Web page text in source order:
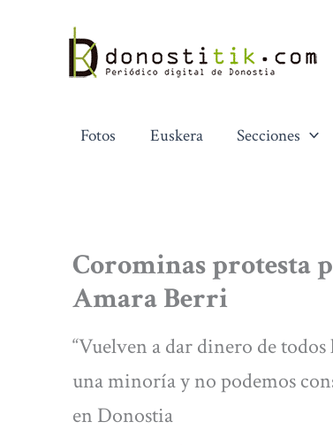
contenido
Fotos Euskera Secciones
Corominas protesta
Amara Berri
“Vuelven a dar dinero de
una minoría y no podemos
en Donostia